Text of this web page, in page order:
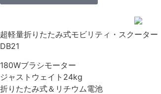
超軽量折りたたみ式モビリティ・スクーター
DB21
180Wブラシモーター
ジャストウェイト24kg
折りたたみ式＆リチウム電池